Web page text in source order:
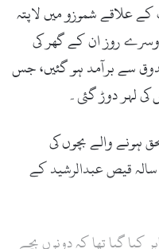
علاقے شموزو میں لاپتہ
روز ان کے گھر کی
سے برآمد ہو گئیں، جس
لہر دوڑ گئی۔
بحق ہونے والے بچوں کی
شناخت 5 سالہ ملک احمد خان اور 6 سالہ قیص عبدالرشید کے
کیا گیا تھا کہ دونوں بچے